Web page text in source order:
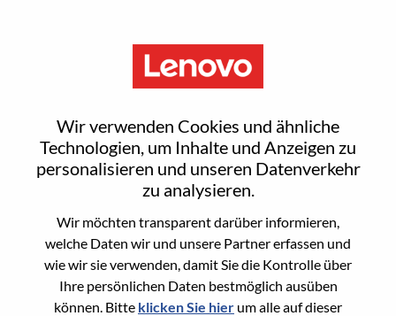
Wir verwenden Cookies und ähnliche
Technologien, um Inhalte und Anzeigen zu
personalisieren und unseren Datenverkehr
zu analysieren.
Wir möchten transparent darüber informieren,
welche Daten wir und unsere Partner erfassen und
wie wir sie verwenden, damit Sie die Kontrolle über
Ihre persönlichen Daten bestmöglich ausüben
können. Bitte klicken Sie hier um alle auf dieser
Reset password
Are you sure you want to reset your
Enter the email address associated with your
account, then click "Continue".